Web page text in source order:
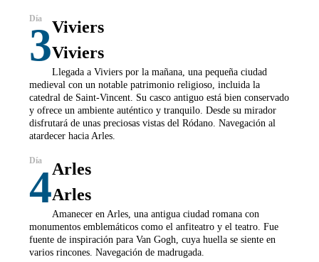
3Viviers
Viviers
Llegada a Viviers por la mañana, una pequeña ciudad
medieval con un notable patrimonio religioso, incluida la
catedral de Saint-Vincent. Su casco antiguo está bien conservado
y ofrece un ambiente auténtico y tranquilo. Desde su mirador
disfrutará de unas preciosas vistas del Ródano. Navegación al
atardecer hacia Arles.
4Arles
Arles
Amanecer en Arles, una antigua ciudad romana con
monumentos emblemáticos como el anfiteatro y el teatro. Fue
fuente de inspiración para Van Gogh, cuya huella se siente en
varios rincones. Navegación de madrugada.